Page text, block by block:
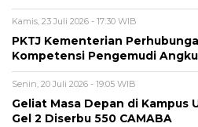
Kamis, 23 Juli 2026 - 17:30 WIB
PKTJ Kementerian
Kompetensi Pengemudi
Senin, 20 Juli 2026 - 19:05 WIB
Geliat Masa Depan di Kampus
Gel 2 Diserbu 550 CAMABA